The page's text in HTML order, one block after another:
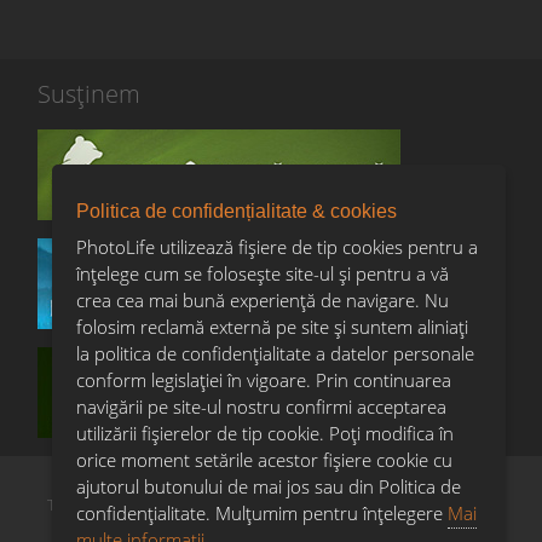
Țărmurile Irlandei
Irlanda de Nord / 2014
Primul nostru photo tour din Irlanda de Nord a fost unul în
care ne-am bucurat de foarte multe momente spectaculoase,
în special la Dark Hedges și Giant's Causeway.
VEZI GALERIA
Susținem
Termeni & condiții Confidențialitate & cookies
Copyright
Întrebări frecvente
Politica de confidențialitate & cookies
PhotoLife utilizează fișiere de tip cookies pentru a
înțelege cum se folosește site-ul și pentru a vă
crea cea mai bună experiență de navigare. Nu
folosim reclamă externă pe site și suntem aliniați
la politica de confidențialitate a datelor personale
conform legislației în vigoare. Prin continuarea
navigării pe site-ul nostru confirmi acceptarea
utilizării fişierelor de tip cookie. Poți modifica în
orice moment setările acestor fişiere cookie cu
ajutorul butonului de mai jos sau din Politica de
confidențialitate. Mulțumim pentru înțelegere Mai